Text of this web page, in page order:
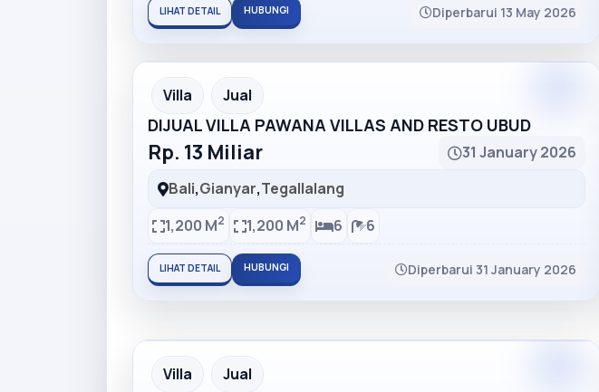
LIHAT DETAIL HUBUNGI Diperbarui 13 May 2026
Partner Ad
Villa Jual
DIJUAL VILLA PAWANA VILLAS AND RESTO UBUD
Rp. 13 Miliar
31 January 2026
Bali,Gianyar,Tegallalang
1,200 M2 1,200 M2 6 6
LIHAT DETAIL HUBUNGI Diperbarui 31 January 2026
Partner Ad
Villa Jual